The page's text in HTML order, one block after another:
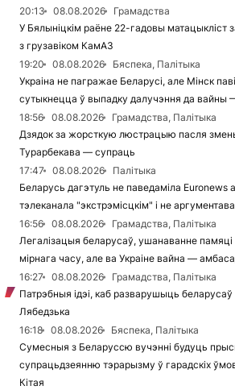
20:13
08.08.2026
Грамадства
У Бялыніцкім раёне 22-гадовы матацыкліст
з грузавіком КамАЗ
19:20
08.08.2026
Бяспека, Палітыка
Украіна не пагражае Беларусі, але Мінск
сутыкнецца ў выпадку далучэння да вайны
18:56
08.08.2026
Грамадства, Палітыка
Дзядок за жорсткую люстрацыю пасля
Турарбекава — супраць
17:47
08.08.2026
Палітыка
Беларусь дагэтуль не паведаміла Euronews
тэлеканала "экстрэмісцкім" і не
16:56
08.08.2026
Грамадства, Палітыка
Легалізацыя беларусаў, ушанаванне
мірнага часу, але ва Украіне вайна —
16:27
08.08.2026
Грамадства, Палітыка
Патрэбныя ідэі, каб разварушыць
Лябедзька
16:18
08.08.2026
Бяспека, Палітыка
Сумесныя з Беларуссю вучэнні будуць
супрацьдзеянню тэрарызму ў гарадскіх
Кітая